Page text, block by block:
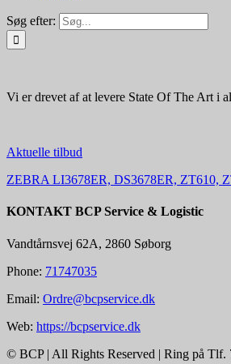
Søg efter:
Vi er drevet af at levere State Of The Art i
Aktuelle tilbud
ZEBRA LI3678ER, DS3678ER, ZT610,
KONTAKT BCP Service & Logistic
Vandtårnsvej 62A, 2860 Søborg
Phone: 71747035
Email: Ordre@bcpservice.dk
Web: https://bcpservice.dk
© BCP | All Rights Reserved | Ring på Tlf.